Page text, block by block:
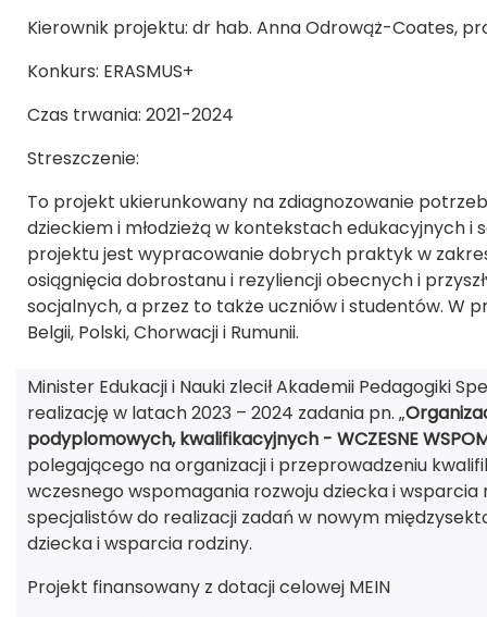
Kierownik projektu: dr hab. Anna Odrowąż-Coates,
Konkurs: ERASMUS+
Czas trwania: 2021-2024
Streszczenie:
To projekt ukierunkowany na zdiagnozowanie
dzieckiem i młodzieżą w kontekstach edukacyjnych i
projektu jest wypracowanie dobrych praktyk w
osiągnięcia dobrostanu i rezyliencji obecnych i
socjalnych, a przez to także uczniów i studentów. W
Belgii, Polski, Chorwacji i Rumunii.
Minister Edukacji i Nauki zlecił Akademii Pedagogiki
realizację w latach 2023 – 2024 zadania pn. „
podyplomowych, kwalifikacyjnych - WCZESNE
polegającego na organizacji i przeprowadzeniu
wczesnego wspomagania rozwoju dziecka i
specjalistów do realizacji zadań w nowym
dziecka i wsparcia rodziny.
Projekt finansowany z dotacji celowej MEIN